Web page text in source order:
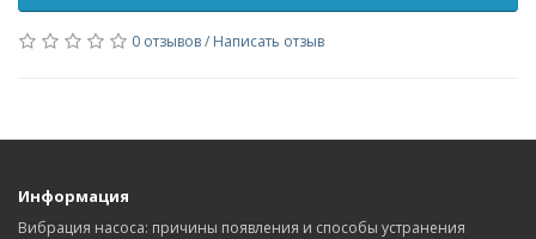
0 отзывов/ Написать отзыв
Информация
Вибрация насоса: причины появления и способы устранения